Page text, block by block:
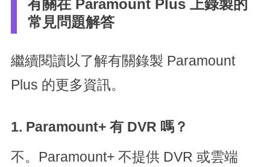
有關在 Paramount Plus 上錄製的
常見問題解答
繼續閱讀以了解有關錄製 Paramount
Plus 的更多資訊。
1. Paramount+ 有 DVR 嗎？
不。Paramount+ 不提供 DVR 或雲端